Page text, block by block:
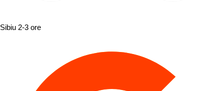
Sibiu 2-3 ore